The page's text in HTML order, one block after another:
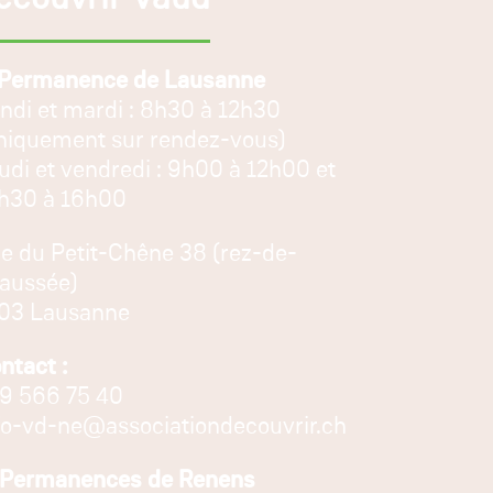
de Lausanne
et mardi : 8h30 à 12h30
sur rendez-vous)
et vendredi : 9h00 à 12h00 et
à 16h00
du Petit-Chêne 38 (rez-de-
Lausanne
:
566 75 40
vd-ne@associationdecouvrir.ch
de Renens